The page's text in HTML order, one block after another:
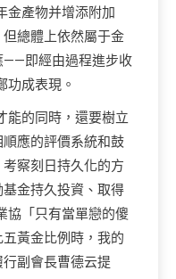
金產物并增添附加
總體上依然屬于金
——即經由過程進步收
功成表現。
能的同時，還要樹立
應的評價系統和鼓
察刻日持久化的方
金持久投資、取得
協「只有當單戀的傻
黃金比例時，我的
副會長曹德云提